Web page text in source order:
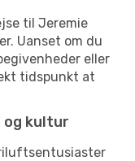
til Jeremie
Uanset om du
eller
tidspunkt at
kultur